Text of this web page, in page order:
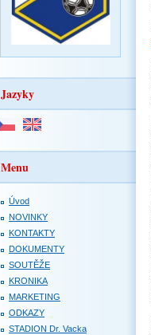
Jazyky
Menu
Úvod
NOVINKY
KONTAKTY
DOKUMENTY
SOUTĚŽE
KRONIKA
MARKETING
ODKAZY
STADION Dr. Vacka